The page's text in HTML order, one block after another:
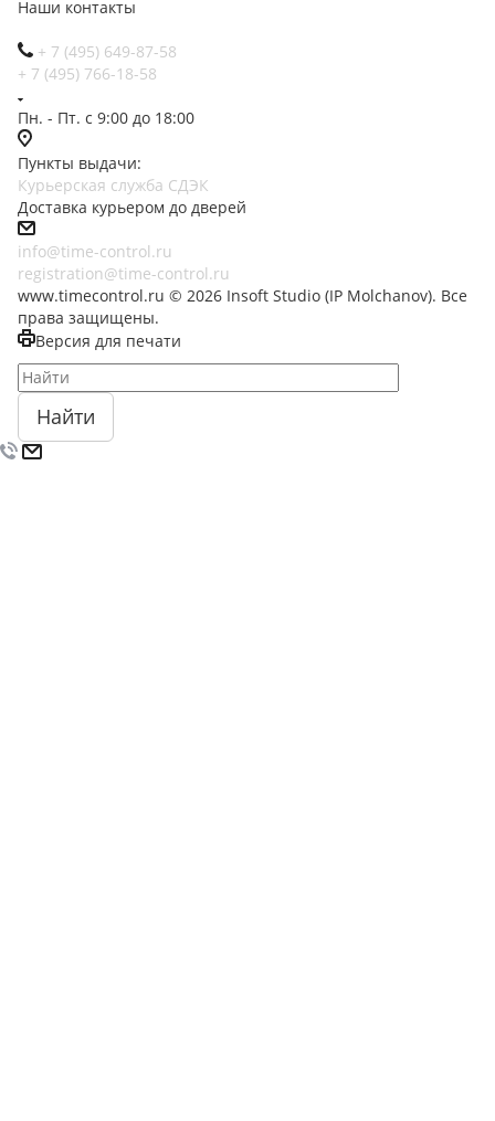
Наши контакты
+ 7 (495) 649-87-58
+ 7 (495) 766-18-58
Пн. - Пт. с 9:00 до 18:00
Пункты выдачи:
Курьерская служба СДЭК
Доставка курьером до дверей
info@time-control.ru
registration@time-control.ru
www.timecontrol.ru © 2026 Insoft Studio (IP Molchanov). Все
права защищены.
Версия для печати
Найти